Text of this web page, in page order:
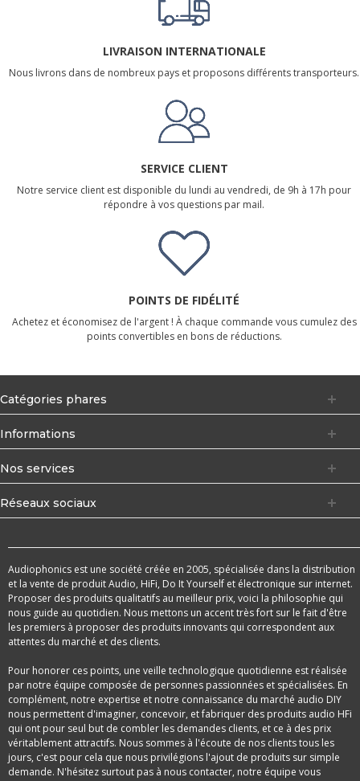
LIVRAISON INTERNATIONALE
Nous livrons dans de nombreux pays et proposons différents transporteurs.
SERVICE CLIENT
Notre service client est disponible du lundi au vendredi, de 9h à 17h pour
répondre à vos questions par mail.
POINTS DE FIDÉLITÉ
Achetez et économisez de l'argent ! À chaque commande vous cumulez des
points convertibles en bons de réductions.
Catégories phares
Informations
Nos services
Réseaux sociaux
Audiophonics est une société créée en 2005, spécialisée dans la distribution
et la vente de produit Audio, HiFi, Do It Yourself et électronique sur internet.
Proposer des produits qualitatifs au meilleur prix, voici la philosophie qui
nous guide au quotidien. Nous mettons un accent très fort sur le fait d'être
les premiers à proposer des produits innovants qui correspondent aux
attentes du marché et des clients.
Pour honorer ces points, une veille technologique quotidienne est réalisée
par notre équipe composée de personnes passionnées et spécialisées. En
complément, notre expertise et notre connaissance du marché audio DIY
nous permettent d'imaginer, concevoir, et fabriquer des produits audio HFi
qui ont pour seul but de combler les demandes clients, et ce à des prix
véritablement attractifs. Nous sommes à l'écoute de nos clients tous les
jours, c'est pour cela que nous privilégions l'ajout de produits sur simple
demande. N'hésitez surtout pas à nous contacter, notre équipe vous